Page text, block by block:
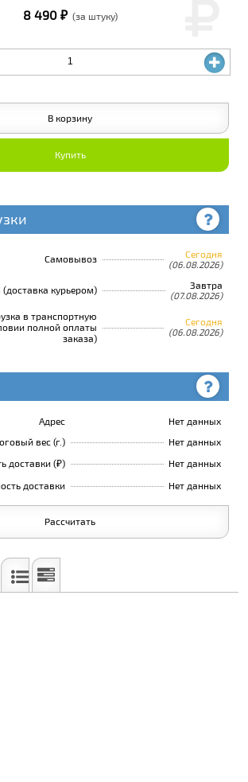
8 490 ₽ (за штуку)
В корзину
Купить
Самовывоз Сегодня
(06.08.2026)
(доставка курьером) Завтра
(07.08.2026)
в транспортную
полной оплаты
заказа)
Сегодня
(06.08.2026)
Адрес
Нет данных
вес (г.)
Нет данных
доставки (₽)
Нет данных
доставки
Нет данных
Рассчитать